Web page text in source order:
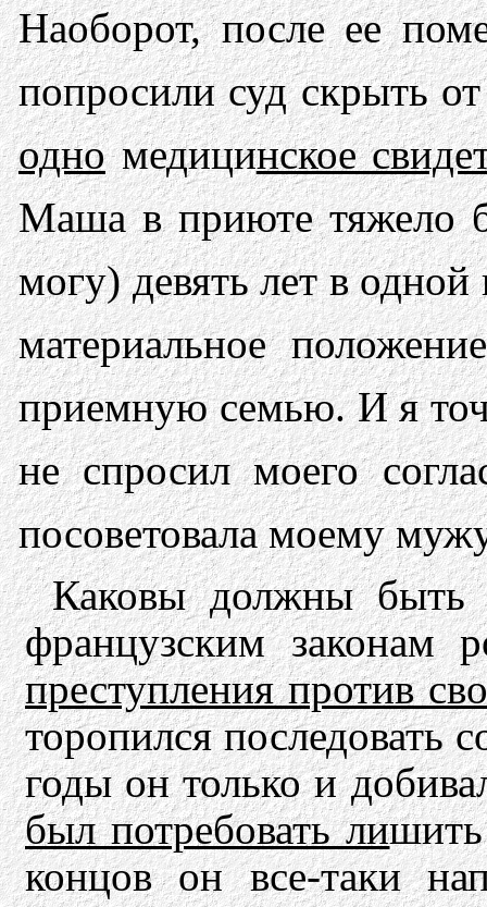
Наоборот, после ее
попросили суд скрыть
одномедицинское
Маша в приюте тя­жело
могу) девять лет в
материальное
приемную семью. И я
не спросил моего
посоветовала моему
Каковы должны быть
французским законам
преступления против
торопился последовать
годы он только и
был потребовать ли­
концов он все-таки